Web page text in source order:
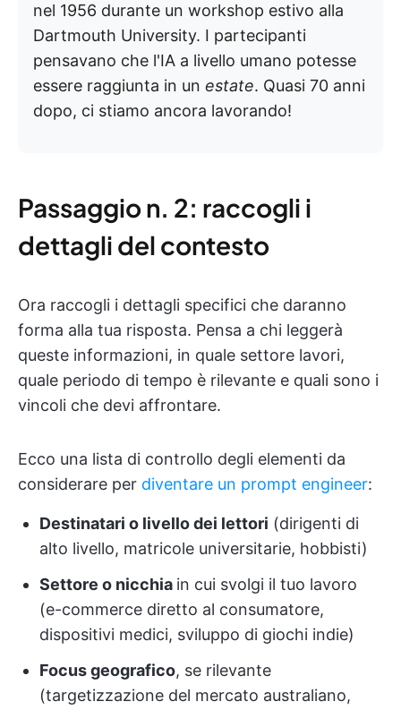
nel 1956 durante un workshop estivo alla
Dartmouth University. I partecipanti
pensavano che l'IA a livello umano potesse
essere raggiunta in un estate. Quasi 70 anni
dopo, ci stiamo ancora lavorando!
Passaggio n. 2: raccogli i
dettagli del contesto
Ora raccogli i dettagli specifici che daranno
forma alla tua risposta. Pensa a chi leggerà
queste informazioni, in quale settore lavori,
quale periodo di tempo è rilevante e quali sono i
vincoli che devi affrontare.
Ecco una lista di controllo degli elementi da
considerare per diventare un prompt engineer:
Destinatari o livello dei lettori (dirigenti di
alto livello, matricole universitarie, hobbisti)
Settore o nicchia in cui svolgi il tuo lavoro
(e-commerce diretto al consumatore,
dispositivi medici, sviluppo di giochi indie)
Focus geografico, se rilevante
(targetizzazione del mercato australiano,